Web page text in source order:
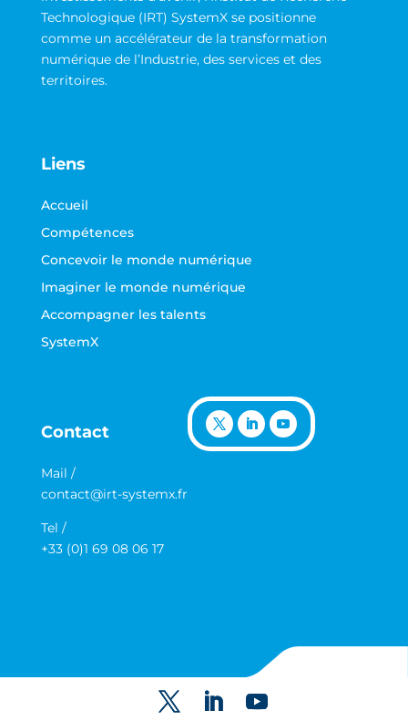
Technologique (IRT) SystemX se positionne
comme un accélérateur de la transformation
numérique de l’Industrie, des services et des
territoires.
Liens
Accueil
Compétences
Concevoir le monde numérique
Imaginer le monde numérique
Accompagner les talents
SystemX
Contact
Mail /
contact@irt-systemx.fr
Tel /
+33 (0)1 69 08 06 17